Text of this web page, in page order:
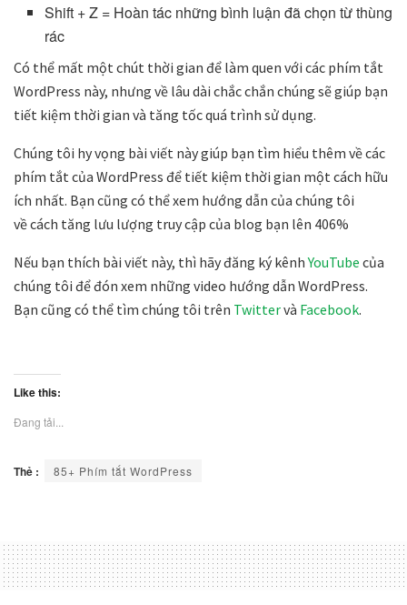
Shift + Z = Hoàn tác những bình luận đã chọn từ thùng
rác
Có thể mất một chút thời gian để làm quen với các phím tắt
WordPress này, nhưng về lâu dài chắc chắn chúng sẽ giúp bạn
tiết kiệm thời gian và tăng tốc quá trình sử dụng.
Chúng tôi hy vọng bài viết này giúp bạn tìm hiểu thêm về các
phím tắt của WordPress để tiết kiệm thời gian một cách hữu
ích nhất. Bạn cũng có thể xem hướng dẫn của chúng tôi
về cách tăng lưu lượng truy cập của blog bạn lên 406%
Nếu bạn thích bài viết này, thì hãy đăng ký kênhYouTube của
chúng tôi để đón xem những video hướng dẫn WordPress.
Bạn cũng có thể tìm chúng tôi trên Twittervà Facebook.
Like this:
Đang tải...
Thẻ : 85+ Phím tắt WordPress